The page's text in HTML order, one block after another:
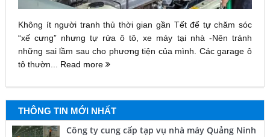
Không ít người tranh thủ thời gian gần Tết để tự chăm sóc
“xế cưng” nhưng tự rửa ô tô, xe máy tại nhà -Nên tránh
những sai lầm sau cho phương tiện của mình. Các garage ô
tô thườn... Read more
THÔNG TIN MỚI NHẤT
Công ty cung cấp tạp vụ nhà máy Quảng Ninh